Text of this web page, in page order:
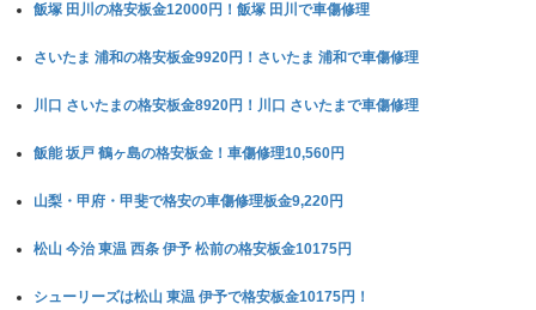
飯塚 田川の格安板金12000円！飯塚 田川で車傷修理
さいたま 浦和の格安板金9920円！さいたま 浦和で車傷修理
川口 さいたまの格安板金8920円！川口 さいたまで車傷修理
飯能 坂戸 鶴ヶ島の格安板金！車傷修理10,560円
山梨・甲府・甲斐で格安の車傷修理板金9,220円
松山 今治 東温 西条 伊予 松前の格安板金10175円
シューリーズは松山 東温 伊予で格安板金10175円！